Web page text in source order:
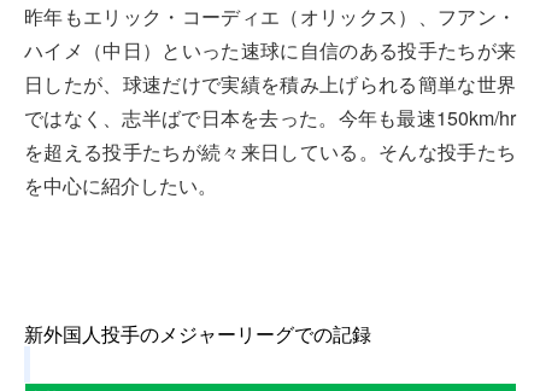
昨年もエリック・コーディエ（オリックス）、フアン・
ハイメ（中日）といった速球に自信のある投手たちが来
日したが、球速だけで実績を積み上げられる簡単な世界
ではなく、志半ばで日本を去った。今年も最速150km/hr
を超える投手たちが続々来日している。そんな投手たち
を中心に紹介したい。
新外国人投手のメジャーリーグでの記録